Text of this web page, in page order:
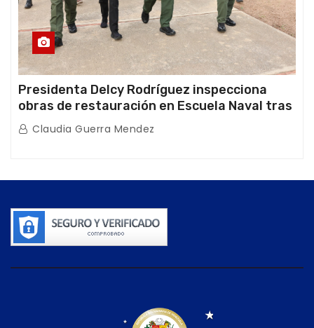
Presidenta Delcy Rodríguez inspecciona
obras de restauración en Escuela Naval tras
afectaciones sísmicas en La Guaira
Claudia Guerra Mendez